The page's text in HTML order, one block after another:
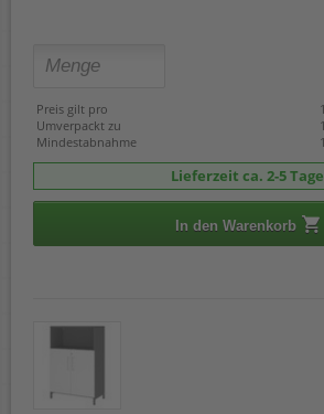
Preis gilt pro
Umverpackt zu
Mindestabnahme
Lieferzeit ca. 2-5 Tage
In den Warenkorb